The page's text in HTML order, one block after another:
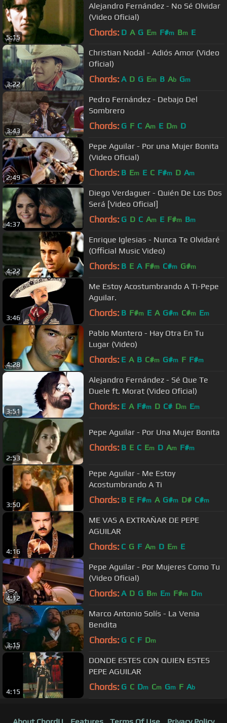
5:15
Alejandro Fernández - No Sé Olvidar
(Video Oficial)
Chords: D A G Em F#m Bm E
3:22
Christian Nodal - Adiós Amor (Video
Oficial)
Chords: A D G Em B Ab Gm
3:43
Pedro Fernández - Debajo Del
Sombrero
Chords: G F C Am E Dm D
2:49
Pepe Aguilar - Por una Mujer Bonita
(Video Oficial)
Chords: B Em E C F#m D Am
4:37
Diego Verdaguer - Quién De Los Dos
Será [Video Oficial]
Chords: G D C Am E F#m Bm
4:22
Enrique Iglesias - Nunca Te Olvidaré
(Official Music Video)
Chords: B E A F#m C#m G#m
3:46
Me Estoy Acostumbrando A Ti-Pepe
Aguilar.
Chords: B F#m E A G#m C#m Em
4:28
Pablo Montero - Hay Otra En Tu
Lugar (Video)
Chords: E A B C#m G#m F F#m
3:51
Alejandro Fernández - Sé Que Te
Duele ft. Morat (Video Oficial)
Chords: E A F#m D C# Dm Em
2:53
Pepe Aguilar - Por Una Mujer Bonita
Chords: B E C Em D Am F#m
3:50
Pepe Aguilar - Me Estoy
Acostumbrando A Ti
Chords: B E F#m A G#m D# C#m
4:16
ME VAS A EXTRAÑAR DE PEPE
AGUILAR
Chords: C G F Am D Em E
4:12
Pepe Aguilar - Por Mujeres Como Tu
(Video Oficial)
Chords: A D G Bm Em F#m Dm
3:15
Marco Antonio Solís - La Venia
Bendita
Chords: G C F Dm
4:15
DONDE ESTES CON QUIEN ESTES
PEPE AGUILAR
Chords: G C Dm Cm Gm F Ab